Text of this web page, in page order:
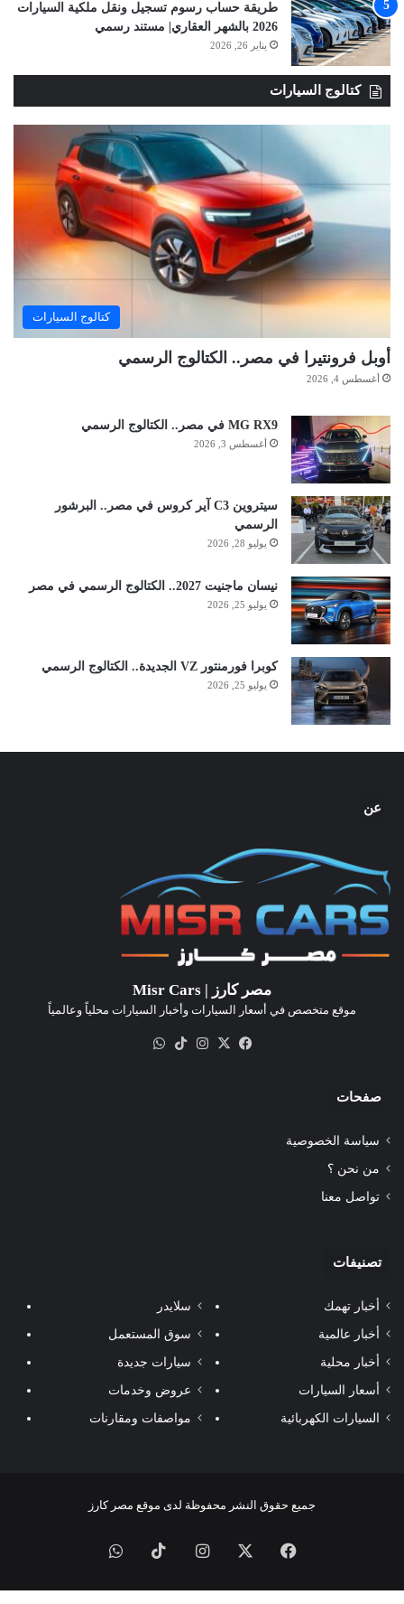
طريقة حساب رسوم تسجيل ونقل ملكية السيارات
2026 بالشهر العقاري| مستند رسمي
يناير 26, 2026
كتالوج السيارات
كتالوج السيارات
أوبل فرونتيرا في مصر.. الكتالوج الرسمي
أغسطس 4, 2026
MG RX9 في مصر.. الكتالوج الرسمي
أغسطس 3, 2026
سيتروين C3 آير كروس في مصر.. البرشور
الرسمي
يوليو 28, 2026
نيسان ماجنيت 2027.. الكتالوج الرسمي في مصر
يوليو 25, 2026
كوبرا فورمنتور VZ الجديدة.. الكتالوج الرسمي
يوليو 25, 2026
عن
مصر كارز | Misr Cars
موقع متخصص في أسعار السيارات وأخبار السيارات محلياً وعالمياً
فيسبوك
‫X انستقرام‫TikTok
صفحات
سياسة الخصوصية
من نحن ؟
تواصل معنا
تصنيفات
أخبار تهمك
أخبار عالمية
أخبار محلية
أسعار السيارات
السيارات الكهربائية
سلايدر
سوق المستعمل
سيارات جديدة
عروض وخدمات
مواصفات ومقارنات
جميع حقوق النشر محفوظة لدى موقع مصر كارز
فيسبوك انستقرام‫TikTokواتساب